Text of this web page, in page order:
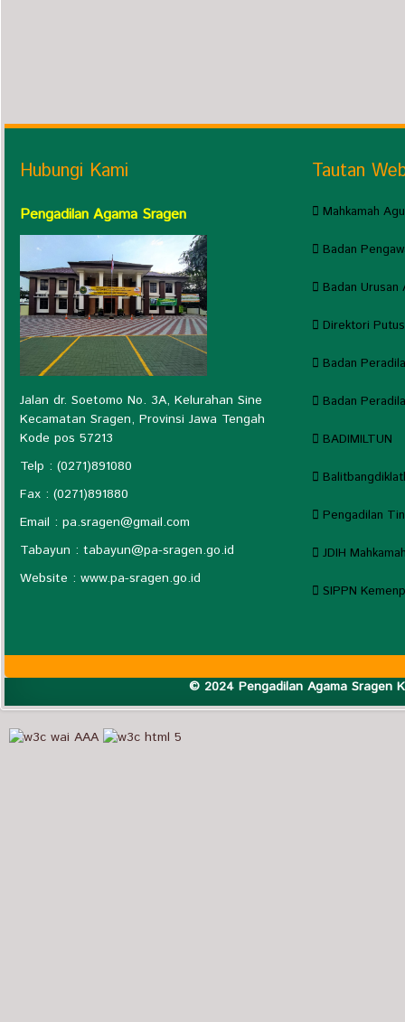
Hubungi Kami
Pengadilan Agama Sragen
Jalan dr. Soetomo No. 3A, Kelurahan Sine
Kecamatan Sragen, Provinsi Jawa Tengah
Kode pos 57213
Telp : (0271)891080
Fax : (0271)891880
Email : pa.sragen@gmail.com
Tabayun : tabayun@pa-sragen.go.id
Website : www.pa-sragen.go.id
Tautan
Mahkamah
Badan
Badan
Direktori
Badan
Badan
BADIMILTUN
Pengadilan
JDIH
SIPPN
© 2024 Pengadilan Agama Sragen